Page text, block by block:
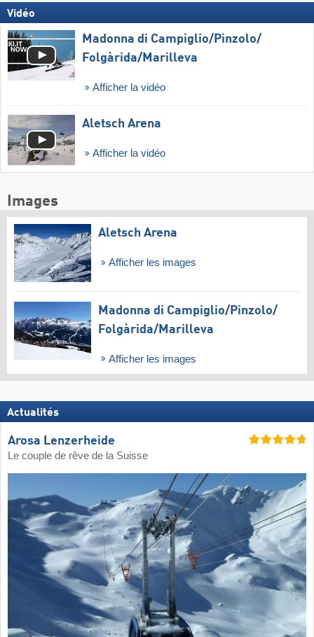
Vidéo
Madonna di Campiglio/​Pinzolo/​
Folgàrida/​Marilleva
Afficher la vidéo
Aletsch Arena
Afficher la vidéo
Images
Aletsch Arena
Afficher les images
Madonna di Campiglio/​Pinzolo/​
Folgàrida/​Marilleva
Afficher les images
Actualités
Arosa Lenzerheide
Le couple de rêve de la Suisse